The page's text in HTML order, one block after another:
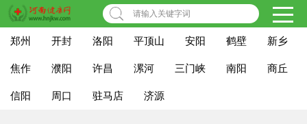
郑州 开封 洛阳 平顶山 安阳 鹤壁 新乡
焦作 濮阳 许昌 漯河 三门峡 南阳 商丘
信阳 周口 驻马店 济源
请输入关键字词